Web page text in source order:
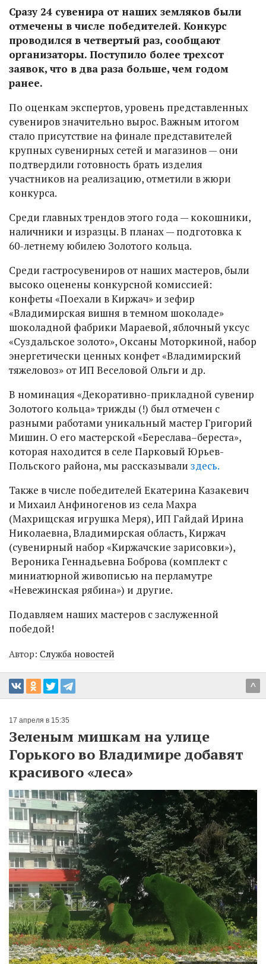
Сразу 24 сувенира от наших земляков были
отмечены в числе победителей. Конкурс
проводился в четвертый раз, сообщают
организаторы. Поступило более трехсот
заявок, что в два раза больше, чем годом
ранее.
По оценкам экспертов, уровень представленных
сувениров значительно вырос. Важным итогом
стало присутствие на финале представителей
крупных сувенирных сетей и магазинов — они
подтвердили готовность брать изделия
участников на реализацию, отметили в жюри
конкурса.
Среди главных трендов этого года — кокошники,
наличники и изразцы. В планах — подготовка к
60-летнему юбилею Золотого кольца.
Среди гастросувениров от наших мастеров, были
высоко оценены конкурсной комиссией:
конфеты «Поехали в Киржач» и зефир
«Владимирская вишня в темном шоколаде»
шоколадной фабрики Мараевой, яблочный уксус
«Суздальское золото», Оксаны Моторкиной, набор
энергетически ценных конфет «Владимирский
тяжеловоз» от ИП Веселовой Ольги и др.
В номинация «Декоративно-прикладной сувенир
Золотого кольца» трижды (!) был отмечен с
разными работами уникальный мастер Григорий
Мишин. О его мастерской «Береслава–береста»,
которая находится в селе Парковый Юрьев-
Польского района, мы рассказывали здесь.
Также в числе победителей Екатерина Казакевич
и Михаил Анфиногенов из села Махра
(Махрищская игрушка Меря), ИП Гайдай Ирина
Николаевна, Владимирская область, Киржач
(сувенирный набор «Киржачские зарисовки»),
Вероника Геннадьевна Боброва (комплект с
миниатюрной живописью на перламутре
«Невежинская рябина») и другие.
Подавляем наших мастеров с заслуженной
победой!
Автор: Служба новостей
^
17 апреля в 15:35
Зеленым мишкам на улице
Горького во Владимире добавят
красивого «леса»